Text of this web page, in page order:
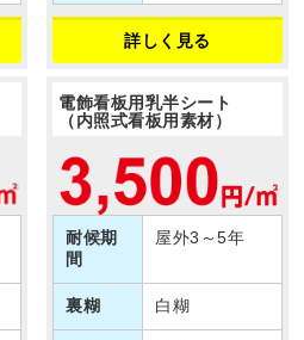
詳しく見る
電飾看板用乳半シート
（内照式看板用素材）
耐候期
間
屋外3～5年
裏糊 白糊